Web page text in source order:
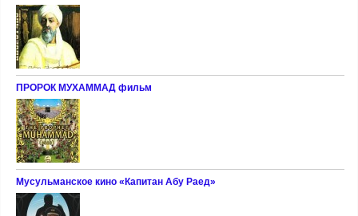
ПРОРОК МУХАММАД фильм
Мусульманское кино «Капитан Абу Раед»